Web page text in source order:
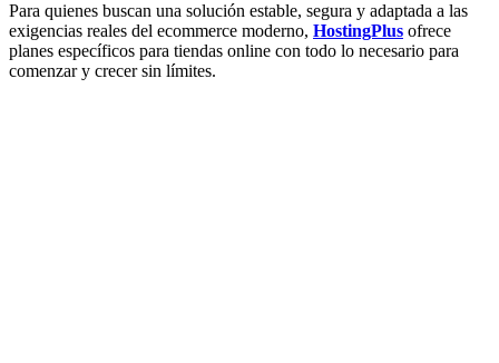
Para quienes buscan una solución estable, segura y adaptada a las
exigencias reales del ecommerce moderno, HostingPlus ofrece
planes específicos para tiendas online con todo lo necesario para
comenzar y crecer sin límites.